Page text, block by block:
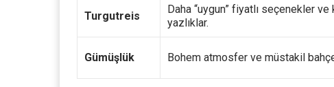
Turgutreis
Daha “uygun” fiyatlı seçenekler ve
yazlıklar.
Gümüşlük Bohem atmosfer ve müstakil